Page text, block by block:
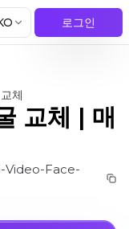
로그인
체
교체 | 매
Video-Face-